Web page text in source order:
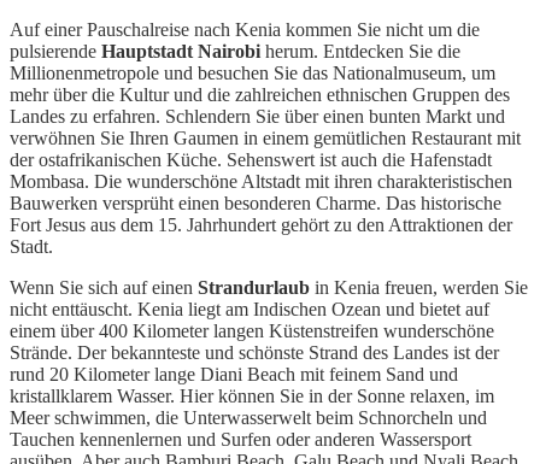
Auf einer Pauschalreise nach Kenia kommen Sie nicht um die
pulsierende Hauptstadt Nairobi herum. Entdecken Sie die
Millionenmetropole und besuchen Sie das Nationalmuseum, um
mehr über die Kultur und die zahlreichen ethnischen Gruppen des
Landes zu erfahren. Schlendern Sie über einen bunten Markt und
verwöhnen Sie Ihren Gaumen in einem gemütlichen Restaurant mit
der ostafrikanischen Küche. Sehenswert ist auch die Hafenstadt
Mombasa. Die wunderschöne Altstadt mit ihren charakteristischen
Bauwerken versprüht einen besonderen Charme. Das historische
Fort Jesus aus dem 15. Jahrhundert gehört zu den Attraktionen der
Stadt.
Wenn Sie sich auf einen Strandurlaub in Kenia freuen, werden Sie
nicht enttäuscht. Kenia liegt am Indischen Ozean und bietet auf
einem über 400 Kilometer langen Küstenstreifen wunderschöne
Strände. Der bekannteste und schönste Strand des Landes ist der
rund 20 Kilometer lange Diani Beach mit feinem Sand und
kristallklarem Wasser. Hier können Sie in der Sonne relaxen, im
Meer schwimmen, die Unterwasserwelt beim Schnorcheln und
Tauchen kennenlernen und Surfen oder anderen Wassersport